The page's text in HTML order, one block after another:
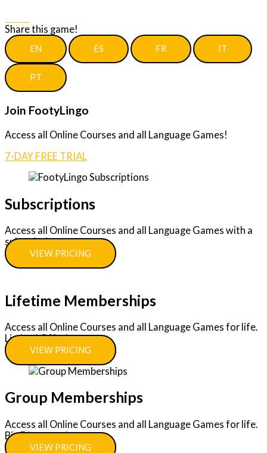
Share this game!
EN ES FR IT
PT
Join FootyLingo
Access all Online Courses and all Language Games!
7-DAY FREE TRIAL
Subscriptions
Access all Online Courses and all Language Games with a
subscription.
VIEW PRICING
Lifetime Memberships
Access all Online Courses and all Language Games for life.
Limited Offer!
VIEW PRICING
Group Memberships
Access all Online Courses and all Language Games for life.
Big Discounts!
VIEW PRICING